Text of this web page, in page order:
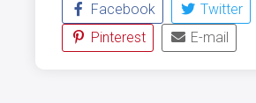
Facebook
Twitter
Pinterest
E-mail